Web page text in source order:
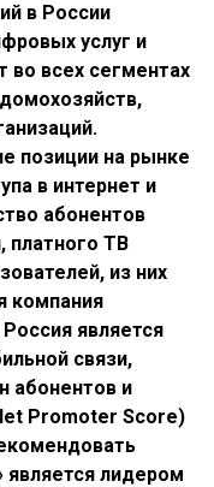
в России
услуг и
во всех сегментах
позиции на рынке
в интернет и
абонентов
платного ТВ
из них
компания
является
связи,
абонентов и
Promoter Score)
является лидером